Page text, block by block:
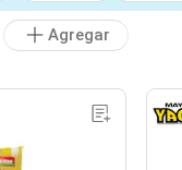
Agregar